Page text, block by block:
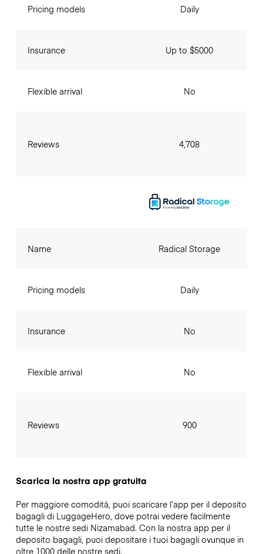
Pricing models
Insurance
Flexible arrival
Reviews
Daily
Up to $5000
No
4,708
Name
Pricing models
Insurance
Flexible arrival
Reviews
Radical Storage
Daily
No
No
900
Scarica la nostra app gratuita
Per maggiore comodità, puoi scaricare l’app per il deposito
bagagli di LuggageHero, dove potrai vedere facilmente
tutte le nostre sedi Nizamabad. Con la nostra app per il
deposito bagagli, puoi depositare i tuoi bagagli ovunque in
oltre 1000 delle nostre sedi.